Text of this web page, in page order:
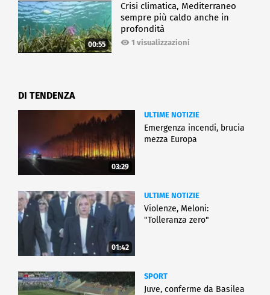
00:55
Crisi climatica, Mediterraneo
sempre più caldo anche in
profondità
1 visualizzazioni
DI TENDENZA
03:29
ULTIME NOTIZIE
Emergenza incendi, brucia
mezza Europa
01:42
ULTIME NOTIZIE
Violenze, Meloni:
"Tolleranza zero"
SPORT
Juve, conferme da Basilea